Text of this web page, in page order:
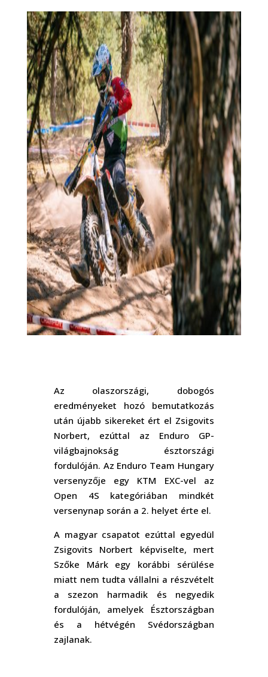
Az olaszországi, dobogós
eredményeket hozó bemutatkozás
után újabb sikereket ért el Zsigovits
Norbert, ezúttal az Enduro GP-
világbajnokság észtországi
fordulóján. Az Enduro Team Hungary
versenyzője egy KTM EXC-vel az
Open 4S kategóriában mindkét
versenynap során a 2. helyet érte el.
A magyar csapatot ezúttal egyedül
Zsigovits Norbert képviselte, mert
Szőke Márk egy korábbi sérülése
miatt nem tudta vállalni a részvételt
a szezon harmadik és negyedik
fordulóján, amelyek Észtországban
és a hétvégén Svédországban
zajlanak.